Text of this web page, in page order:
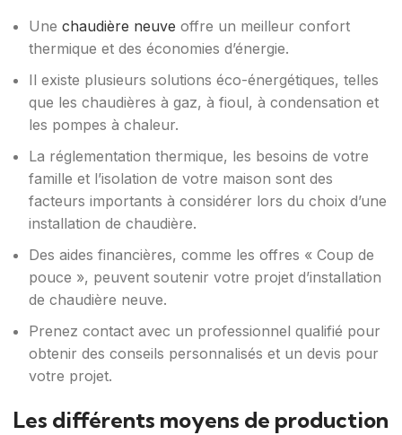
Une chaudière neuve offre un meilleur confort
thermique et des économies d’énergie.
Il existe plusieurs solutions éco-énergétiques, telles
que les chaudières à gaz, à fioul, à condensation et
les pompes à chaleur.
La réglementation thermique, les besoins de votre
famille et l’isolation de votre maison sont des
facteurs importants à considérer lors du choix d’une
installation de chaudière.
Des aides financières, comme les offres « Coup de
pouce », peuvent soutenir votre projet d’installation
de chaudière neuve.
Prenez contact avec un professionnel qualifié pour
obtenir des conseils personnalisés et un devis pour
votre projet.
Les différents moyens de production